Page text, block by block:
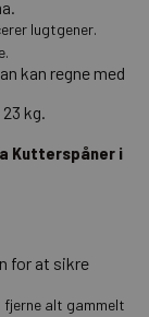
lugtgener.
kan regne med
kg.
Kutterspåner i
for at sikre
fjerne alt gammelt